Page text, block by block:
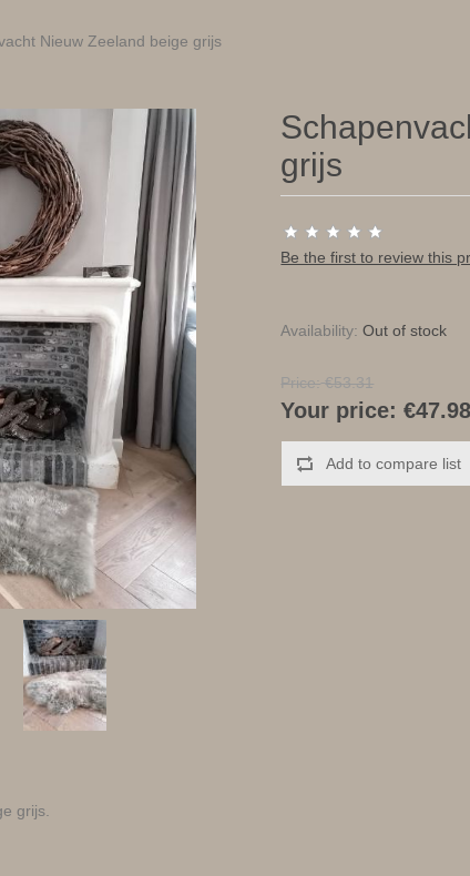
Nieuw Zeeland beige grijs
grijs
Be the first to review this
Availability: Out of stock
Price: €53.31
Your price: €47.98
Add to compare list
grijs.